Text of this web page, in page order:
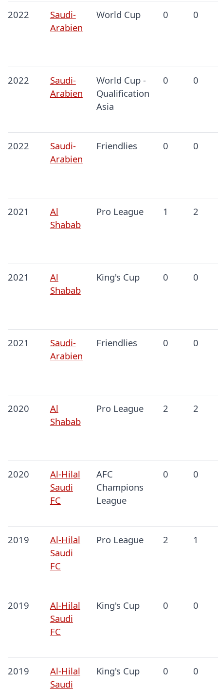
2022
Saudi-
Arabien
World Cup 0 0
2022
Saudi-
Arabien
World Cup -
Qualification
Asia
0 0
2022
Saudi-
Arabien
Friendlies 0 0
2021
Al
Shabab
Pro League 1 2
2021
Al
Shabab
King's Cup 0 0
2021
Saudi-
Arabien
Friendlies 0 0
2020
Al
Shabab
Pro League 2 2
2020
Al-Hilal
Saudi
FC
AFC
Champions
League
0 0
2019
Al-Hilal
Saudi
FC
Pro League 2 1
2019
Al-Hilal
Saudi
FC
King's Cup 0 0
2019
Al-Hilal
Saudi
King's Cup 0 0